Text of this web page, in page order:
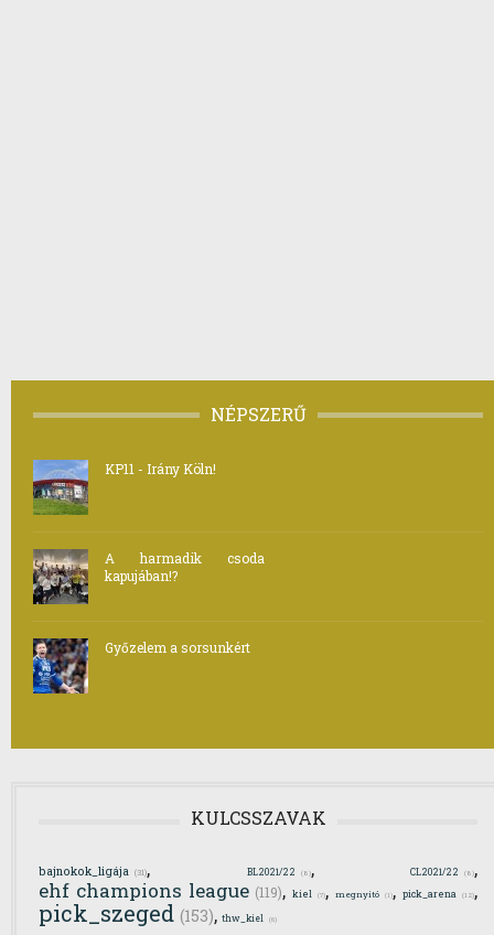
NÉPSZERŰ
KP11 - Irány Köln!
A harmadik csoda
kapujában!?
Győzelem a sorsunkért
KULCSSZAVAK
bajnokok_ligája (31), BL2021/22 (8), CL2021/22 (8),
ehf champions league (119), kiel (7), megnyitó (1), pick_arena (12),
pick_szeged (153), thw_kiel (6)